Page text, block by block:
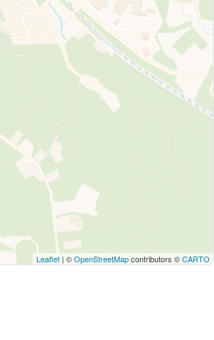
Leaflet | ©OpenStreetMapcontributors ©CARTO